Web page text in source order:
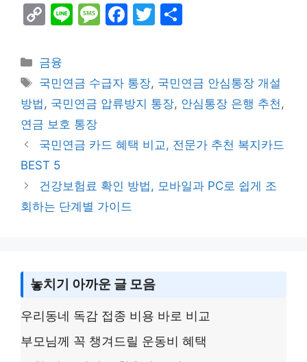
C
p
y
Li
n
k
Li M
s
a
e
F
e
b
o
T
er e
Categories
금융
Tags
국민연금 수급자 통장, 국민연금 안심통장 개설
방법, 국민연금 압류방지 통장, 안심통장 은행 추천,
연금 보호 통장
국민연금 카드 혜택 비교, 전문가 추천 복지카드
BEST 5
건강보험료 확인 방법, 모바일과 PC로 쉽게 조
회하는 단계별 가이드
놓치기 아까운 글 모음
우리동네 독감 접종 비용 바로 비교
부모님께 꼭 챙겨드릴 운동비 혜택